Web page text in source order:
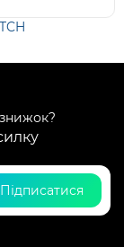
знижок?
Підписатися